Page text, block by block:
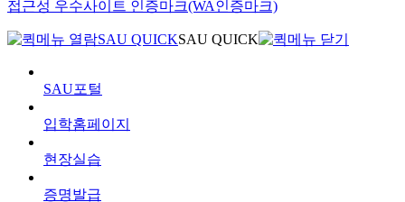
SAU QUICKSAU QUICK
SAU포털
입학홈페이지
현장실습
증명발급